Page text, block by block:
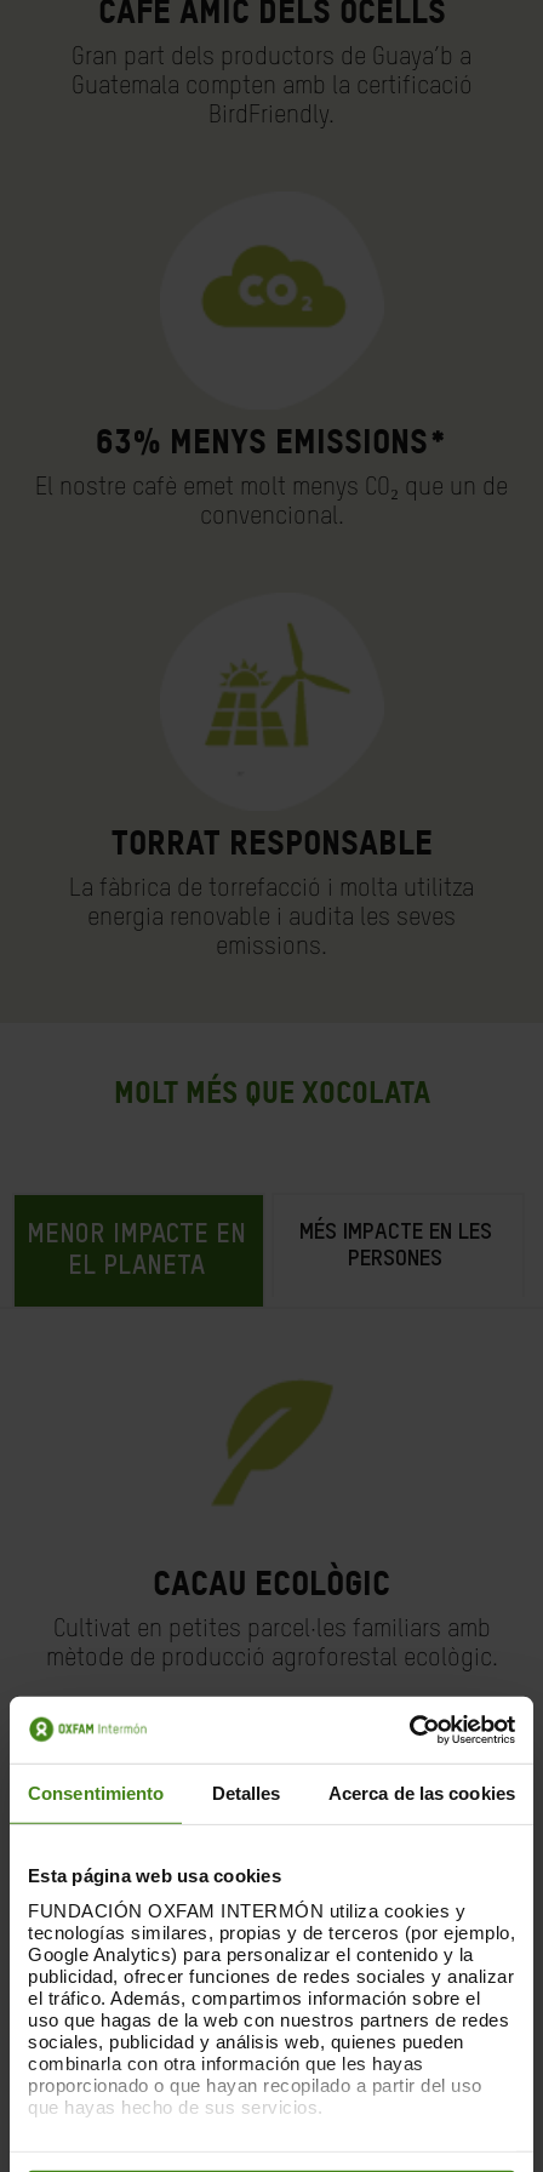
Consentimiento Detalles Acerca de las cookies
Esta página web usa cookies
FUNDACIÓN OXFAM INTERMÓN utiliza cookies y
tecnologías similares, propias y de terceros (por ejemplo,
Google Analytics) para personalizar el contenido y la
publicidad, ofrecer funciones de redes sociales y analizar
el tráfico. Además, compartimos información sobre el
uso que hagas de la web con nuestros partners de redes
sociales, publicidad y análisis web, quienes pueden
combinarla con otra información que les hayas
proporcionado o que hayan recopilado a partir del uso
que hayas hecho de sus servicios.
Cafè amic dels ocells
Gran part dels productors de Guaya’b a
Guatemala compten amb la certificació
BirdFriendly.
63% menys emissions*
El nostre cafè emet molt menys CO₂ que un de
convencional.
Torrat responsable
La fàbrica de torrefacció i molta utilitza
energia renovable i audita les seves
emissions.
MOLT MÉS QUE XOCOLATA
MENOR IMPACTE EN
EL PLANETA
MÉS IMPACTE EN LES
PERSONES
Cacau ecològic
Cultivat en petites parcel·les familiars amb
mètode de producció agroforestal ecològic.
Més arbres, més biodiversitat
Reforestació amb espècies natives i
incorporació d’aquestes a les parcel·les de
cacau.